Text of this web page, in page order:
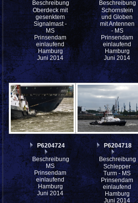
Beschreibung:
Oberdeck mit
gesenktem
Signalmast -
MS
Prinsendam
einlaufend
Hamburg
Juni 2014
Beschreibung:
Schornstein
und Globen
mit Antennen
- MS
Prinsendam
einlaufend
Hamburg
Juni 2014
P6204724
Beschreibung:
MS
Prinsendam
einlaufend
Hamburg
Juni 2014
P6204718
Beschreibung:
Schlepper
Turm - MS
Prinsendam
einlaufend
Hamburg
Juni 2014